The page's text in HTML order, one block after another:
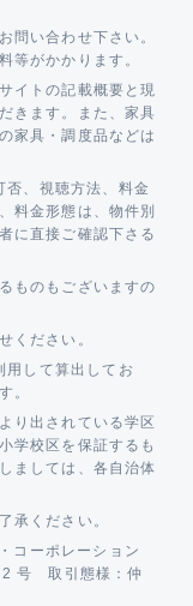
問い合わせ下さい。
等がかかります。
イトの記載概要と現
きます。また、家具
家具・調度品などは
、視聴方法、料金
料金形態は、物件別
に直接ご確認下さる
ものもございますの
ください。
して算出してお
。
り出されている学区
学校区を保証するも
ましては、各自治体
承ください。
コーポレーション
号 取引態様：仲